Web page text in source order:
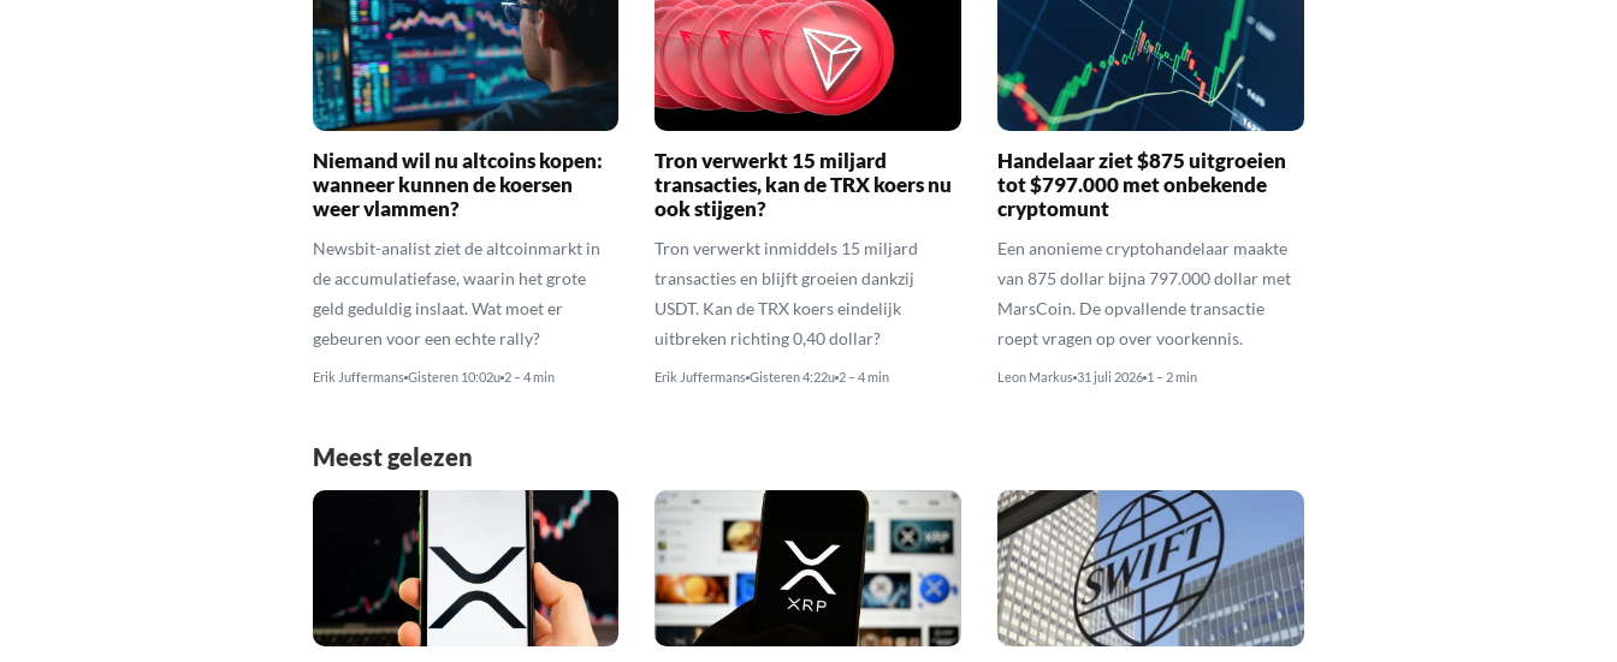
Niemand wil nu altcoins kopen:
wanneer kunnen de koersen
weer vlammen?
Newsbit-analist ziet de altcoinmarkt in
de accumulatiefase, waarin het grote
geld geduldig inslaat. Wat moet er
gebeuren voor een echte rally?
Erik Juffermans Gisteren 10:02u 2 – 4 min
Tron verwerkt 15 miljard
transacties, kan de TRX koers nu
ook stijgen?
Tron verwerkt inmiddels 15 miljard
transacties en blijft groeien dankzij
USDT. Kan de TRX koers eindelijk
uitbreken richting 0,40 dollar?
Erik Juffermans Gisteren 4:22u 2 – 4 min
Handelaar ziet $875 uitgroeien
tot $797.000 met onbekende
cryptomunt
Een anonieme cryptohandelaar maakte
van 875 dollar bijna 797.000 dollar met
MarsCoin. De opvallende transactie
roept vragen op over voorkennis.
Leon Markus 31 juli 2026 1 – 2 min
Meest gelezen